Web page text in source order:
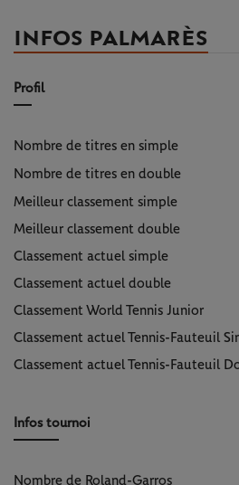
INFOS PALMARÈS
Profil
Nombre de titres en simple
Nombre de titres en double
Meilleur classement simple
Meilleur classement double
Classement actuel simple
Classement actuel double
Classement World Tennis Junior
Classement actuel Tennis-Fauteuil
Classement actuel Tennis-Fauteuil
Infos tournoi
Nombre de Roland-Garros